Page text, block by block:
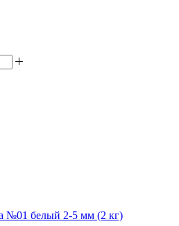
№01 белый 2-5 мм (2 кг)